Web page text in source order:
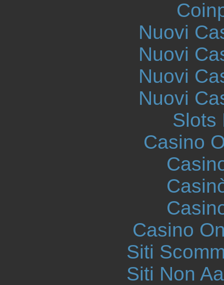
Nuovi
Nuovi
Nuovi
Nuovi
Slots
Casino
Casino
Siti
Siti Non